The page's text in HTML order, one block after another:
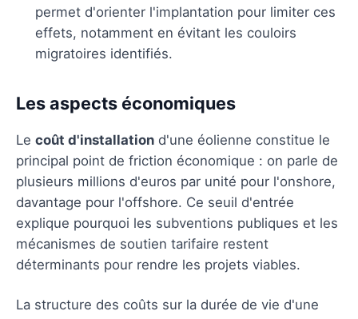
permet d'orienter l'implantation pour limiter ces
effets, notamment en évitant les couloirs
migratoires identifiés.
Les aspects économiques
Le coût d'installation d'une éolienne constitue le
principal point de friction économique : on parle de
plusieurs millions d'euros par unité pour l'onshore,
davantage pour l'offshore. Ce seuil d'entrée
explique pourquoi les subventions publiques et les
mécanismes de soutien tarifaire restent
déterminants pour rendre les projets viables.
La structure des coûts sur la durée de vie d'une